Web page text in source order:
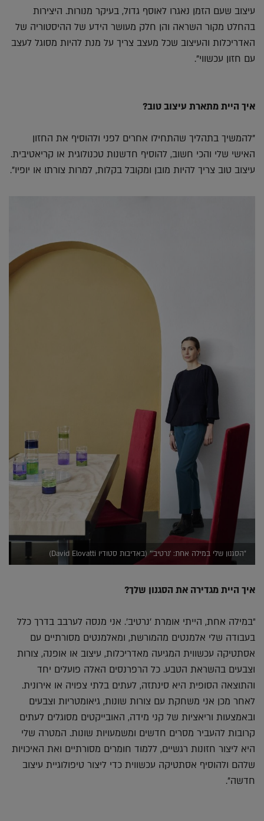
עיצוב שעם הזמן נאגרו לאוסף גדול, בעיקר מנורות. היצירות
בהחלט מקור השראה והן חלק מעושר הידע של ההיסטוריה של
האדריכלות והעיצוב שכל מעצב צריך על מנת להיות מסוגל לעצב
עם חזון עכשווי".
איך היית מתארת עיצוב טוב?
"להמשיך בתהליך שהתחילו אחרים לפני ולהוסיף את החזון
האישי שלי והכי חשוב, להוסיף חדשנות טכנולוגית או קריאטיבית.
עיצוב טוב צריך להיות מובן ומקובל בקלות, למרות צורתו או יופיו".
"הסגנון שלי במילה אחת: 'נרטיב'" (באדיבות סטודיו David Elovatti)
איך היית מגדירה את הסגנון שלך?
"במילה אחת, הייתי אומרת 'נרטיב'. אני מנסה לערבב בדרך כלל
בעבודה שלי אלמנטים מהמורשת, ומאלמנטים מסורתיים עם
אסתטיקה עכשווית המגיעה מאדריכלות, עיצוב או אופנה, צורות
וצבעים בהשראת הטבע. כל הרפרנסים האלה פועלים יחד
והתוצאה הסופית היא סינתזה, לעתים בלתי צפויה או אירונית.
לאחר מכן אני משחקת עם צורות שונות, גיאומטריות וצבעים
ובאמצעות וריאציות של קני מידה, האובייקטים מסוגלים לעתים
קרובות להעביר מסרים חדשים ומשמעויות שונות. המטרה שלי
היא ליצור חזונות רגשיים, ללמוד חומרים מסורתיים ואת האיכויות
שלהם ולהוסיף אסתטיקה עכשווית כדי ליצור טיפולוגיית עיצוב
חדשה".